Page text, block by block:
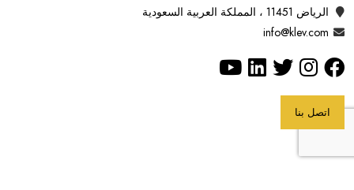
الرياض 11451 ، المملكة العربية السعودية
info@klev.com
اتصل بنا